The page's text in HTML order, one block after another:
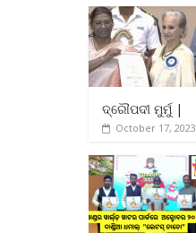
ଦ୍ରୌପଦୀ ମୁର୍ମୁ |
October 17, 2023